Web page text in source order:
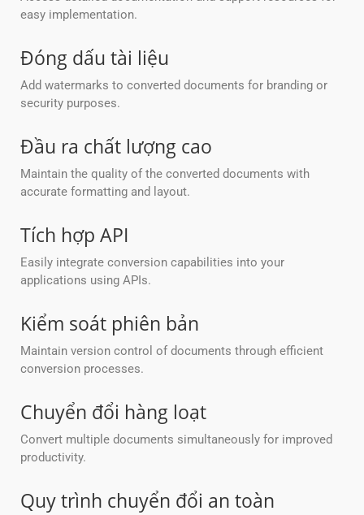
easy implementation.
Đóng dấu tài liệu
Add watermarks to converted documents for branding or
security purposes.
Đầu ra chất lượng cao
Maintain the quality of the converted documents with
accurate formatting and layout.
Tích hợp API
Easily integrate conversion capabilities into your
applications using APIs.
Kiểm soát phiên bản
Maintain version control of documents through efficient
conversion processes.
Chuyển đổi hàng loạt
Convert multiple documents simultaneously for improved
productivity.
Quy trình chuyển đổi an toàn